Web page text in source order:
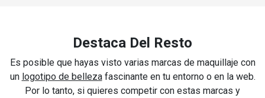
Destaca Del Resto
Es posible que hayas visto varias marcas de maquillaje con
un logotipo de bellezafascinante en tu entorno o en la web.
Por lo tanto, si quieres competir con estas marcas y